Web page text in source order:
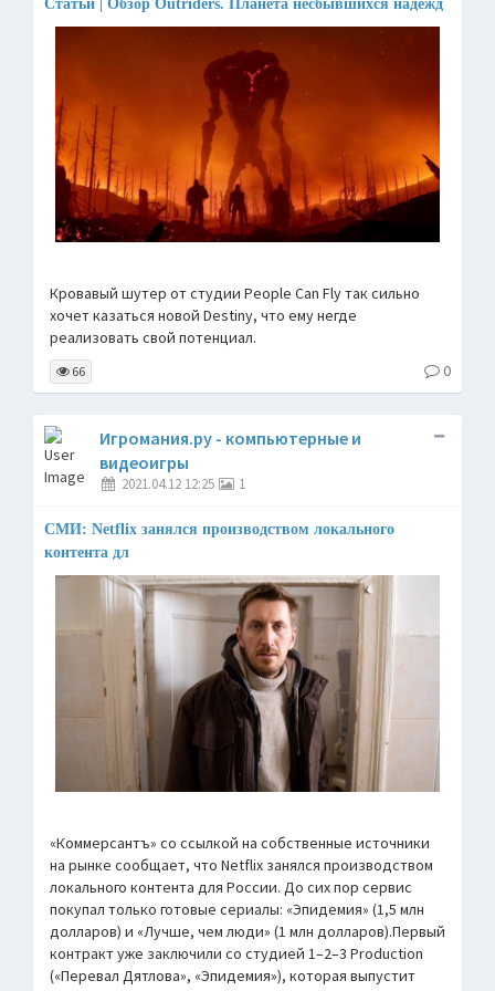
Статьи | Обзор Outriders. Планета несбывшихся надежд
Кровавый шутер от студии People Can Fly так сильно
хочет казаться новой Destiny, что ему негде
реализовать свой потенциал.
66 0
Игромания.ру - компьютерные и
видеоигры
2021.04.12 12:25 1
СМИ: Netflix занялся производством локального
контента дл
«Коммерсантъ» со ссылкой на собственные источники
на рынке сообщает, что Netflix занялся производством
локального контента для России. До сих пор сервис
покупал только готовые сериалы: «Эпидемия» (1,5 млн
долларов) и «Лучше, чем люди» (1 млн долларов).Первый
контракт уже заключили со студией 1–2–3 Production
(«Перевал Дятлова», «Эпидемия»), которая выпустит